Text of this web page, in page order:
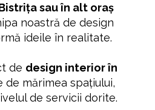
sau în alt oraș
noastră de design
ideile în realitate.
de design interior în
de mărimea spațiului,
de servicii dorite.